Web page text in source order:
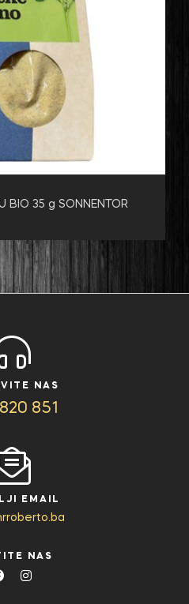
BIO 35 g SONNENTOR
NAS
851
EMAIL
NAS